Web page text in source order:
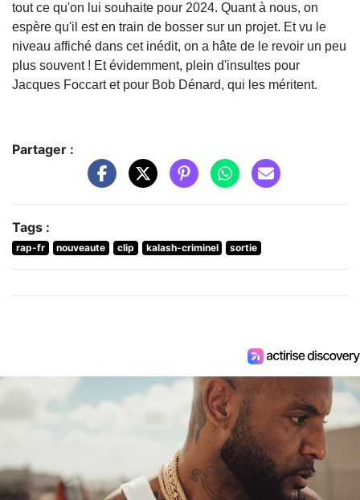
tout ce qu'on lui souhaite pour 2024. Quant à nous, on
espère qu'il est en train de bosser sur un projet. Et vu le
niveau affiché dans cet inédit, on a hâte de le revoir un peu
plus souvent ! Et évidemment, plein d'insultes pour
Jacques Foccart et pour Bob Dénard, qui les méritent.
Partager :
Tags :
rap-fr nouveaute clip kalash-criminel sortie